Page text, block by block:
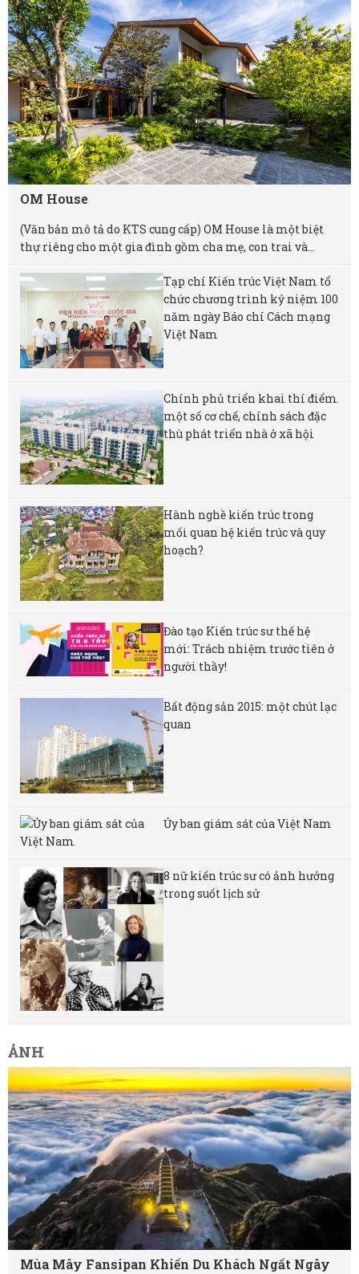
OM House
(Văn bản mô tả do KTS cung cấp) OM House là một biệt
thự riêng cho một gia đình gồm cha mẹ, con trai và...
Tạp chí Kiến trúc Việt Nam tổ
chức chương trình kỷ niệm 100
năm ngày Báo chí Cách mạng
Việt Nam
Chính phủ triển khai thí điểm
một số cơ chế, chính sách đặc
thù phát triển nhà ở xã hội
Hành nghề kiến trúc trong
mối quan hệ kiến trúc và quy
hoạch?
Đào tạo Kiến trúc sư thế hệ
mới: Trách nhiệm trước tiên ở
người thầy!
Bất động sản 2015: một chút lạc
quan
Ủy ban giám sát của Việt Nam
8 nữ kiến ​​trúc sư có ảnh hưởng
trong suốt lịch sử
ẢNH
Mùa Mây Fansipan Khiến Du Khách Ngất Ngây